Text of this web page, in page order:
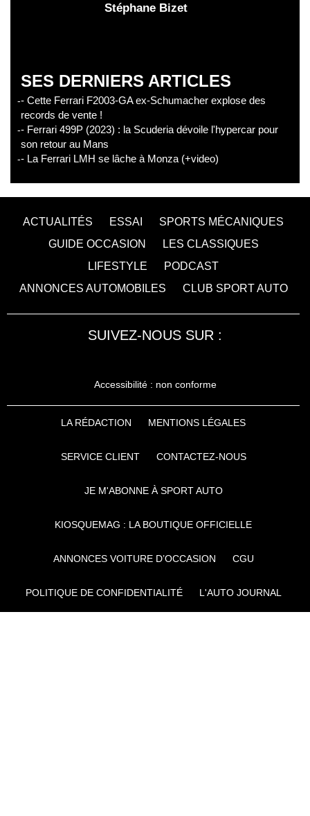
Stéphane Bizet
SES DERNIERS ARTICLES
- Cette Ferrari F2003-GA ex-Schumacher explose des
records de vente !
- Ferrari 499P (2023) : la Scuderia dévoile l'hypercar pour
son retour au Mans
- La Ferrari LMH se lâche à Monza (+video)
ACTUALITÉS ESSAI
SPORTS MÉCANIQUES
GUIDE OCCASION
LES CLASSIQUES
LIFESTYLE
PODCAST
ANNONCES AUTOMOBILES
CLUB SPORT AUTO
SUIVEZ-NOUS SUR :
Accessibilité : non conforme
LA RÉDACTION MENTIONS LÉGALES
SERVICE CLIENT CONTACTEZ-NOUS
JE M'ABONNE À SPORT AUTO
KIOSQUEMAG : LA BOUTIQUE OFFICIELLE
ANNONCES VOITURE D’OCCASION CGU
POLITIQUE DE CONFIDENTIALITÉ L'AUTO JOURNAL